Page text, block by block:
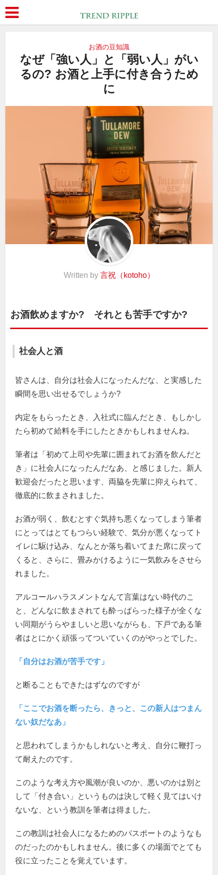
お酒の豆知識
なぜ「強い人」と「弱い人」がい
るの? お酒と上手に付き合うため
に
Written by 言祝（kotoho）
お酒飲めますか? それとも苦手ですか?
社会人と酒
皆さんは、自分は社会人になったんだな、と実感した
瞬間を思い出せるでしょうか?
内定をもらったとき、入社式に臨んだとき、もしかし
たら初めて給料を手にしたときかもしれませんね。
筆者は「初めて上司や先輩に囲まれてお酒を飲んだと
き」に社会人になったんだなあ、と感じました。新人
歓迎会だったと思います、両脇を先輩に抑えられて、
徹底的に飲まされました。
お酒が弱く、飲むとすぐ気持ち悪くなってしまう筆者
にとってはとてもつらい経験で、気分が悪くなってト
イレに駆け込み、なんとか落ち着いてまた席に戻って
くると、さらに、畳みかけるように一気飲みをさせら
れました。
アルコールハラスメントなんて言葉はない時代のこ
と、どんなに飲まされても酔っぱらった様子が全くな
い同期がうらやましいと思いながらも、下戸である筆
者はとにかく頑張ってついていくのがやっとでした。
「自分はお酒が苦手です」
と断ることもできたはずなのですが
「ここでお酒を断ったら、きっと、この新人はつまん
ない奴だなあ」
と思われてしまうかもしれないと考え、自分に鞭打っ
て耐えたのです。
このような考え方や風潮が良いのか、悪いのかは別と
して「付き合い」というものは決して軽く見てはいけ
ないな、という教訓を筆者は得ました。
この教訓は社会人になるためのパスポートのようなも
のだったのかもしれません。後に多くの場面でとても
役に立ったことを覚えています。